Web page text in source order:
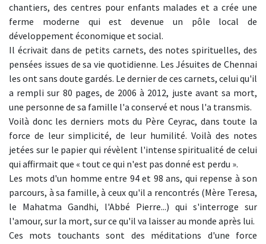
chantiers, des centres pour enfants malades et a crée une
ferme moderne qui est devenue un pôle local de
développement économique et social.
Il écrivait dans de petits carnets, des notes spirituelles, des
pensées issues de sa vie quotidienne. Les Jésuites de Chennai
les ont sans doute gardés. Le dernier de ces carnets, celui qu'il
a rempli sur 80 pages, de 2006 à 2012, juste avant sa mort,
une personne de sa famille l'a conservé et nous l'a transmis.
Voilà donc les derniers mots du Père Ceyrac, dans toute la
force de leur simplicité, de leur humilité. Voilà des notes
jetées sur le papier qui révèlent l'intense spiritualité de celui
qui affirmait que « tout ce qui n'est pas donné est perdu ».
Les mots d'un homme entre 94 et 98 ans, qui repense à son
parcours, à sa famille, à ceux qu'il a rencontrés (Mère Teresa,
le Mahatma Gandhi, l'Abbé Pierre...) qui s'interroge sur
l'amour, sur la mort, sur ce qu'il va laisser au monde après lui.
Ces mots touchants sont des méditations d'une force